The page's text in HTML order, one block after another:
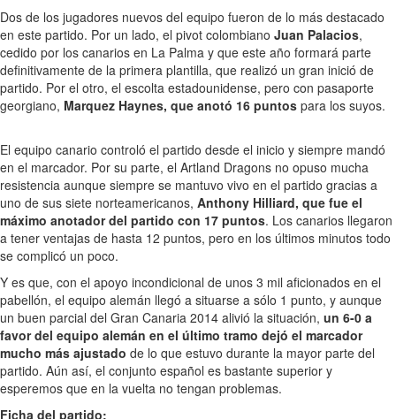
Dos de los jugadores nuevos del equipo fueron de lo más destacado
en este partido. Por un lado, el pivot colombiano Juan Palacios,
cedido por los canarios en La Palma y que este año formará parte
definitivamente de la primera plantilla, que realizó un gran inició de
partido. Por el otro, el escolta estadounidense, pero con pasaporte
georgiano, Marquez Haynes, que anotó 16 puntos para los suyos.
El equipo canario controló el partido desde el inicio y siempre mandó
en el marcador. Por su parte, el Artland Dragons no opuso mucha
resistencia aunque siempre se mantuvo vivo en el partido gracias a
uno de sus siete norteamericanos, Anthony Hilliard, que fue el
máximo anotador del partido con 17 puntos. Los canarios llegaron
a tener ventajas de hasta 12 puntos, pero en los últimos minutos todo
se complicó un poco.
Y es que, con el apoyo incondicional de unos 3 mil aficionados en el
pabellón, el equipo alemán llegó a situarse a sólo 1 punto, y aunque
un buen parcial del Gran Canaria 2014 alivió la situación, un 6-0 a
favor del equipo alemán en el último tramo dejó el marcador
mucho más ajustado de lo que estuvo durante la mayor parte del
partido. Aún así, el conjunto español es bastante superior y
esperemos que en la vuelta no tengan problemas.
Ficha del partido: